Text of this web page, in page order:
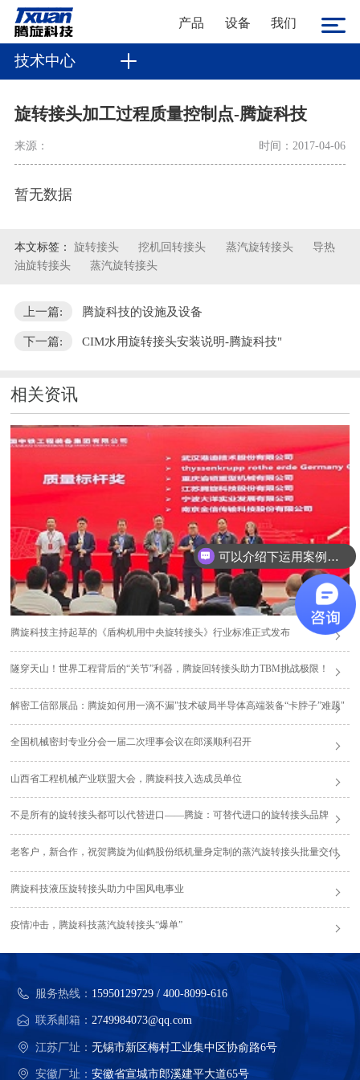
产品 设备 我们
技术中心
旋转接头加工过程质量控制点-腾旋科技
来源： 时间：2017-04-06
暂无数据
本文标签： 旋转接头 挖机回转接头 蒸汽旋转接头
导热
油旋转接头
蒸汽旋转接头
上一篇: 腾旋科技的设施及设备
下一篇: CIM水用旋转接头安装说明-腾旋科技"
相关资讯
腾旋科技主持起草的《盾构机用中央旋转接头》行业标准正式发布
隧穿天山！世界工程背后的“关节”利器，腾旋回转接头助力TBM挑战极限！
解密工信部展品：腾旋如何用一滴不漏"技术破局半导体高端装备“卡脖子”难题"
全国机械密封专业分会一届二次理事会议在郎溪顺利召开
山西省工程机械产业联盟大会，腾旋科技入选成员单位
不是所有的旋转接头都可以代替进口——腾旋：可替代进口的旋转接头品牌
老客户，新合作，祝贺腾旋为仙鹤股份纸机量身定制的蒸汽旋转接头批量交付
腾旋科技液压旋转接头助力中国风电事业
疫情冲击，腾旋科技蒸汽旋转接头“爆单”
服务热线： 15950129729 / 400-8099-616
联系邮箱：2749984073@qq.com
江苏厂址：无锡市新区梅村工业集中区协俞路6号
安徽厂址：安徽省宣城市郎溪建平大道65号